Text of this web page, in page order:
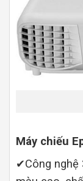
Máy chiếu
✔Công nghệ